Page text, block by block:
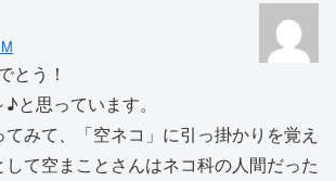
とう！
と思っています。
みて、「空ネコ」に引っ掛かりを覚え
して空まことさんはネコ科の人間だった